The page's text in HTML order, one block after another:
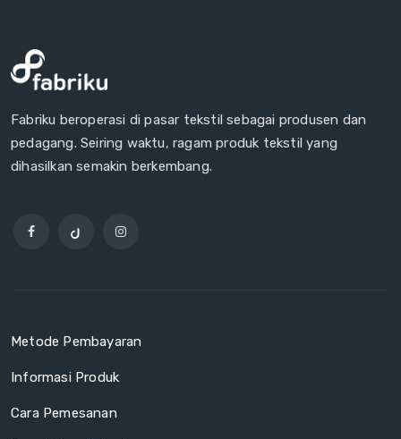
Fabriku beroperasi di pasar tekstil sebagai produsen dan
pedagang. Seiring waktu, ragam produk tekstil yang
dihasilkan semakin berkembang.
Metode Pembayaran
Informasi Produk
Cara Pemesanan